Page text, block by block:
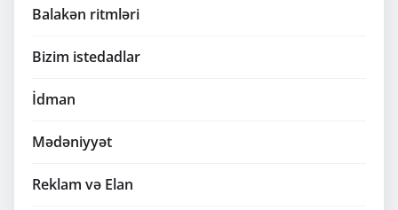
Balakən ritmləri
Bizim istedadlar
İdman
Mədəniyyət
Reklam və Elan